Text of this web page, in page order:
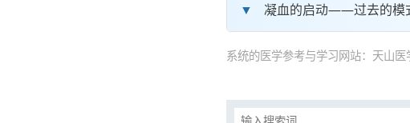
凝血的启动——过去的模
系统的医学参考与学习网站：天山医